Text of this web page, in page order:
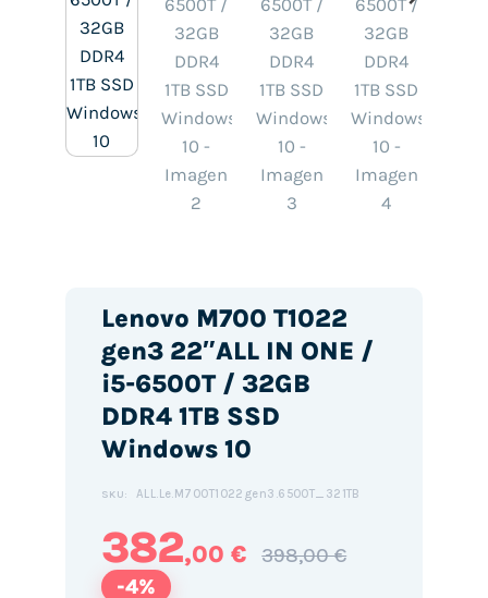
Lenovo M700 T1022
gen3 22″ALL IN ONE /
i5-6500T / 32GB
DDR4 1TB SSD
Windows 10
SKU: ALL.Le.M700T1022gen3.6500T_321TB
382,00 € 398,00 €
-4%